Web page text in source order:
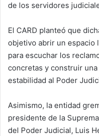
de los servidores
El CARD planteó que
objetivo abrir un espacio
para escuchar los
concretas y construir
estabilidad al Poder
Asimismo, la entidad
presidente de la
del Poder Judicial, Luis